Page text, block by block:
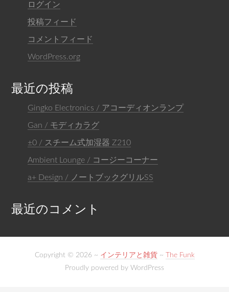
ログイン
投稿フィード
コメントフィード
WordPress.org
最近の投稿
Gingko Electronics / アコーディオンランプ
Gan / モディカラグ
±0 / スチーム式加湿器 Z210
Ambient Lounge / コージーコーナー
a+ Design / ノートブックグリルSS
最近のコメント
Copyright © 2026 ~ インテリアと雑貨~
The Funk
Proudly powered by WordPress